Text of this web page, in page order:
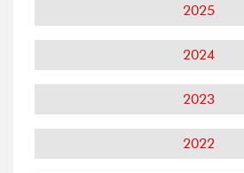
2025
2024
2023
2022